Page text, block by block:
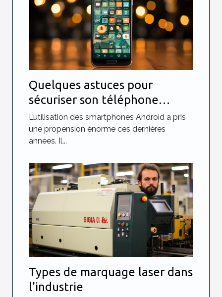
Quelques astuces pour
sécuriser son téléphone
Android
L’utilisation des smartphones Android a pris
une propension énorme ces dernières
années. Il...
Types de marquage laser dans
l'industrie